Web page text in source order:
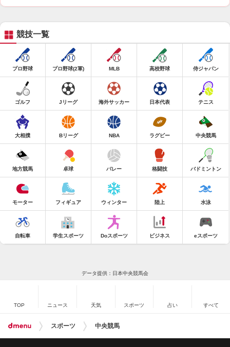
競技一覧
プロ野球 プロ野球(2軍) MLB 高校野球 侍ジャパン
ゴルフ Jリーグ 海外サッカー 日本代表 テニス
大相撲 Bリーグ NBA ラグビー 中央競馬
地方競馬 卓球 バレー 格闘技 バドミントン
モーター フィギュア ウィンター 陸上 水泳
自転車 学生スポーツ Doスポーツ ビジネス eスポーツ
データ提供：日本中央競馬会
TOP ニュース 天気 スポーツ 占い すべて
スポーツ 中央競馬